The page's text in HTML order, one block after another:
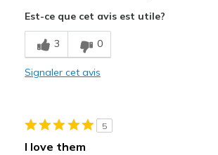
Breathe Well
Comfortable
look amazing, though skechers sizing has
Est-ce que cet avis est utile?
3 0
Signaler cet avis
5
I love them